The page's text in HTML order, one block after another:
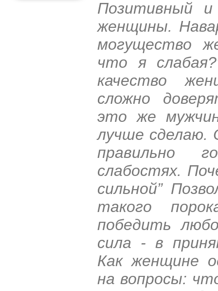
Позитивный и
женщины.
могущество
что я
качество
сложно
это же
лучше сделаю.
правильно
слабостях.
сильной”
такого
победить
сила - в
Как женщине
на вопросы: